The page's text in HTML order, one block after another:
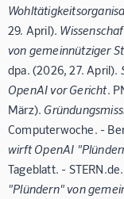
29. April).
von gemeinnütziger
dpa. (2026, 27. April).
OpenAI vor Gericht.
März).
Computerwoche. -
wirft OpenAI
Tageblatt. -
"Plündern" von